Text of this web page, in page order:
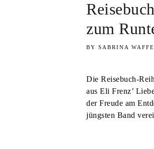
zum
SABRINA
Die Reisebuch-
aus Eli Frenz’
der Freude am
jüngsten Band